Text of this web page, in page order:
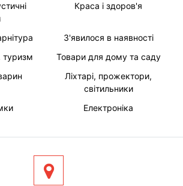
Краса і здоров'я
З'явилося в наявності
туризм
Товари для дому та саду
Ліхтарі, прожектори,
світильники
Електроніка